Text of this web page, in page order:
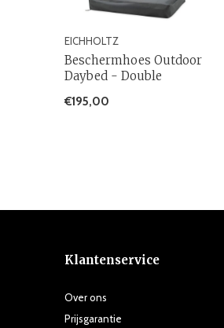
EICHHOLTZ
Beschermhoes Outdoor
Daybed - Double
€195,00
Klantenservice
Over ons
Prijsgarantie